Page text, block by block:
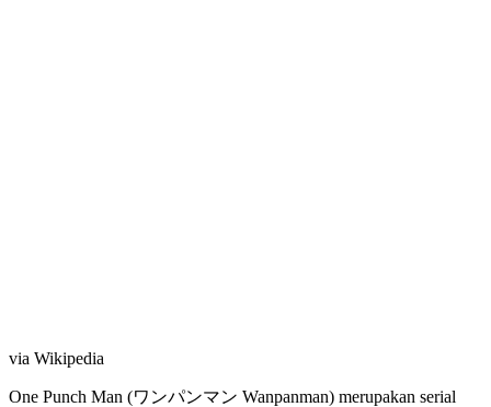
via Wikipedia
One Punch Man (ワンパンマン Wanpanman) merupakan serial